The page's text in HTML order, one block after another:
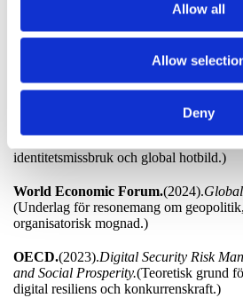
Allow all
Allow
Deny
resonemang om NIS2‑mognad,
utmaningar.)
(2022).Directive
management accountability och
Microsoft Digital Defense Report.
identitetsmissbruk och global hotbild.)
World Economic Forum.(2024).
(Underlag för resonemang om
organisatorisk mognad.)
OECD.(2023).Digital Security Risk
and Social Prosperity.(Teoretisk grund
digital resiliens och konkurrenskraft.)